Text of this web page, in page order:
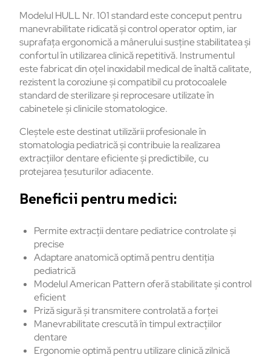
Modelul HULL Nr. 101 standard este conceput pentru
manevrabilitate ridicată și control operator optim, iar
suprafața ergonomică a mânerului susține stabilitatea și
confortul în utilizarea clinică repetitivă. Instrumentul
este fabricat din oțel inoxidabil medical de înaltă calitate,
rezistent la coroziune și compatibil cu protocoalele
standard de sterilizare și reprocesare utilizate în
cabinetele și clinicile stomatologice.
Cleștele este destinat utilizării profesionale în
stomatologia pediatrică și contribuie la realizarea
extracțiilor dentare eficiente și predictibile, cu
protejarea țesuturilor adiacente.
Beneficii pentru medici:
Permite extracții dentare pediatrice controlate și
precise
Adaptare anatomică optimă pentru dentiția
pediatrică
Modelul American Pattern oferă stabilitate și control
eficient
Priză sigură și transmitere controlată a forței
Manevrabilitate crescută în timpul extracțiilor
dentare
Ergonomie optimă pentru utilizare clinică zilnică